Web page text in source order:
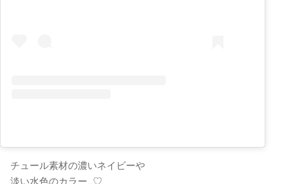
チュール素材の濃いネイビーや
淡い水色のカラー..♡